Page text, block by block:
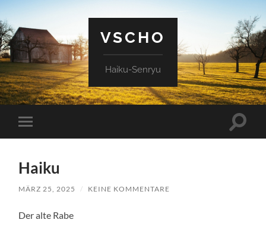
VSCHO
Haiku-Senryu
Mobile-
Menü
Haiku
MÄRZ 25, 2025 / KEINE KOMMENTARE
Der alte Rabe